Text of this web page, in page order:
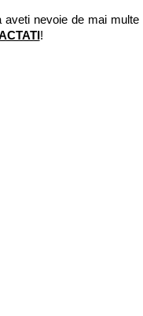
nevoie de mai
!